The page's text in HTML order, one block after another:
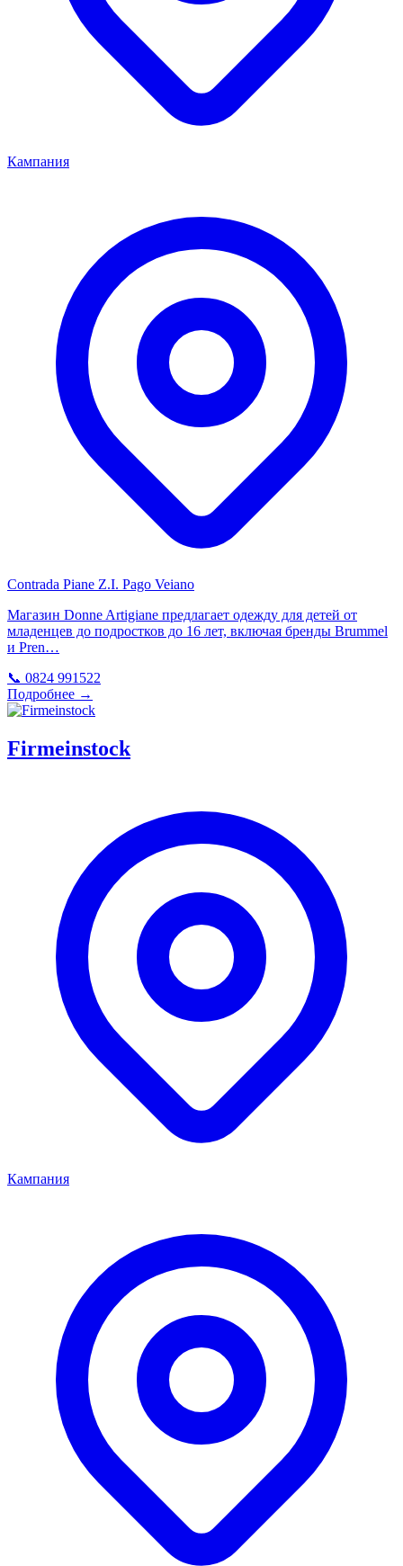
Кампания
Contrada Piane Z.I. Pago Veiano
Магазин Donne Artigiane предлагает одежду для детей от
младенцев до подростков до 16 лет, включая бренды Brummel
и Pren…
📞 0824 991522
Подробнее →
Firmeinstock
Кампания